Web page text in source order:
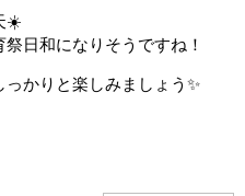
☀️
日和になりそうですね！
かりと楽しみましょう✨